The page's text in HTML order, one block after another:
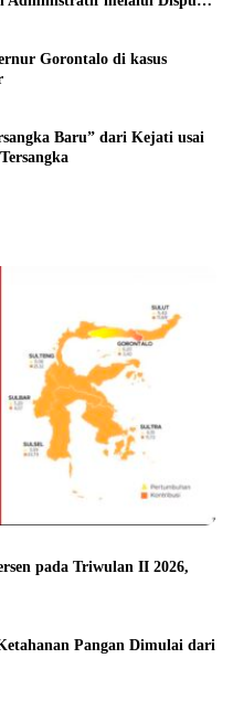
Gorontalo di kasus
Baru” dari Kejati usai
pada Triwulan II 2026,
Pangan Dimulai dari